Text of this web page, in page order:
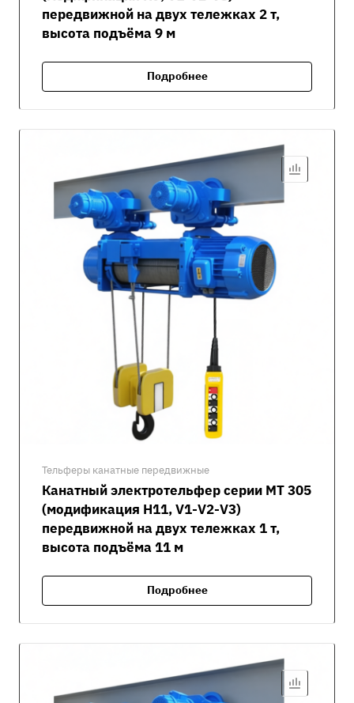
передвижной на двух тележках 2 т,
высота подъёма 9 м
Подробнее
Тельферы канатные передвижные
Канатный электротельфер серии MT 305
(модификация H11, V1-V2-V3)
передвижной на двух тележках 1 т,
высота подъёма 11 м
Подробнее